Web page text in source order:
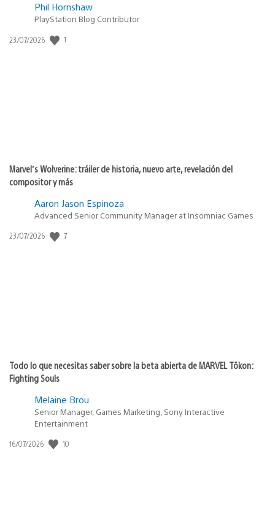
Phil Hornshaw
PlayStation Blog Contributor
Fecha
23/07/2026 1
Marvel’s Wolverine: tráiler de historia, nuevo arte, revelación del
compositor y más
Aaron Jason Espinoza
Advanced Senior Community Manager at Insomniac Games
Fecha
23/07/2026 7
Todo lo que necesitas saber sobre la beta abierta de MARVEL Tōkon:
Fighting Souls
Melaine Brou
Senior Manager, Games Marketing, Sony Interactive
Entertainment
Fecha
16/07/2026 10